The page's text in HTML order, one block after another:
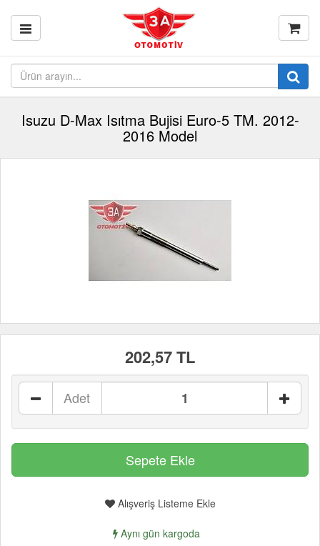
Isuzu D-Max Isıtma Bujisi Euro-5 TM. 2012-
2016 Model
202,57 TL
Adet
Alışveriş Listeme Ekle
Aynı gün kargoda